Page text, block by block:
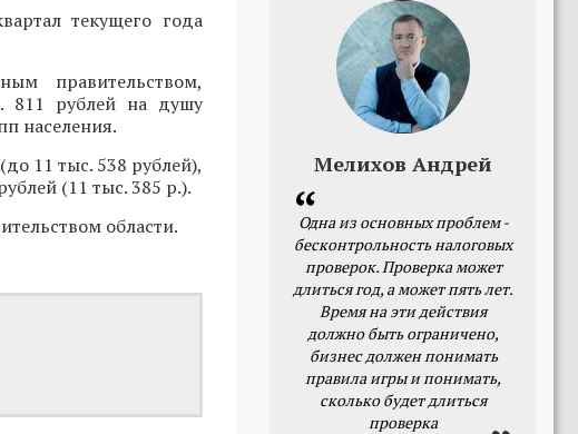
текущего года
правительством,
811 рублей на душу
населения.
11 тыс. 538 рублей),
(11 тыс. 385 р.).
области.
Мелихов Андрей
Одна из основных проблем -
бесконтрольность налоговых
проверок. Проверка может
длиться год, а может пять лет.
Время на эти действия
должно быть ограничено,
бизнес должен понимать
правила игры и понимать,
сколько будет длиться
проверка